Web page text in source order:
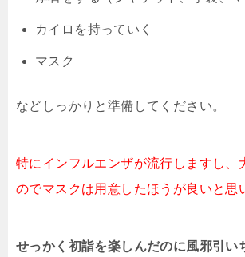
カイロを持っていく
マスク
などしっかりと準備してください。
特にインフルエンザが流行しますし、
のでマスクは用意したほうが良いと思
せっかく初詣を楽しんだのに風邪引